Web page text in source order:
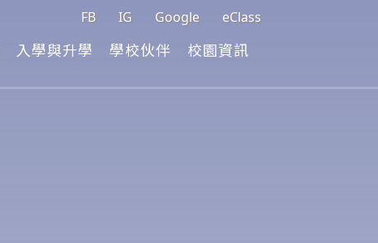
FB IG Google eClass
入學與升學 學校伙伴 校園資訊